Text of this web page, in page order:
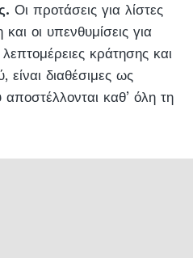
Οι προτάσεις για λίστες
οι υπενθυμίσεις για
κράτησης και
είναι διαθέσιμες ως
καθ’ όλη τη